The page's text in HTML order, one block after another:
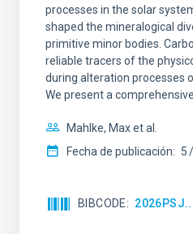
processes in the solar
shaped the mineralogical
primitive minor bodies.
reliable tracers of the
during alteration processes
We present a
Mahlke, Max et al.
Fecha de publicación: 5
BIBCODE